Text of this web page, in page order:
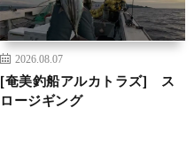
2026.08.07
[奄美釣船アルカトラズ] ス
ロージギング